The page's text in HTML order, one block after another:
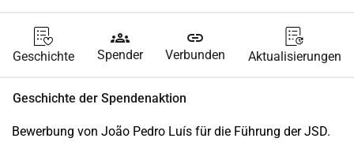
Geschichte
groups
Spender
link
Verbunden Aktualisierungen
Geschichte der Spendenaktion
Bewerbung von João Pedro Luís für die Führung der JSD.